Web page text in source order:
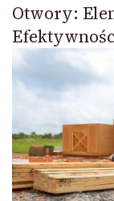
Otwory: